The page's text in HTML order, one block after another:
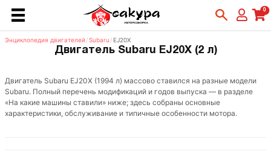
0
Энциклопедия двигателей/Subaru / EJ20X
Двигатель Subaru EJ20X (2 л)
Двигатель Subaru EJ20X (1994 л) массово ставился на разные модели
Subaru. Полный перечень модификаций и годов выпуска — в разделе
«На какие машины ставили» ниже; здесь собраны основные
характеристики, обслуживание и типичные особенности мотора.